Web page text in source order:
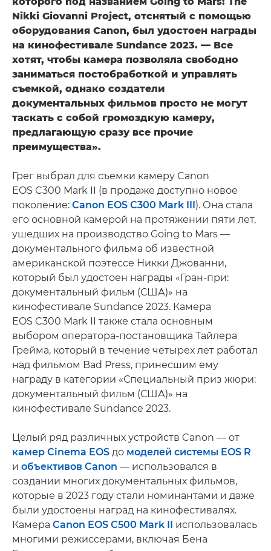
Nikki Giovanni Project, отснятый с помощью
оборудования Canon, был удостоен награды
на кинофестивале Sundance 2023. — Все
хотят, чтобы камера позволяла свободно
заниматься постобработкой и управлять
съемкой, однако создатели
документальных фильмов просто не могут
таскать с собой громоздкую камеру,
предлагающую сразу все прочие
преимущества».
Грег выбрал для съемки камеру Canon
EOS C300 Mark II (в продаже доступно новое
поколение: Canon EOS C300 Mark III). Она стала
его основной камерой на протяжении пяти лет,
ушедших на производство Going to Mars —
документального фильма об известной
американской поэтессе Никки Джованни,
который был удостоен награды «Гран-при:
документальный фильм (США)» на
кинофестивале Sundance 2023. Камера
EOS C300 Mark II также стала основным
выбором оператора-постановщика Тайлера
Грейма, который в течение четырех лет работал
над фильмом Bad Press, принесшим ему
награду в категории «Специальный приз жюри:
документальный фильм (США)» на
кинофестивале Sundance 2023.
Целый ряд различных устройств Canon — от
камер Cinema EOS до моделей системы EOS R
и объективов Canon — использовался в
создании многих документальных фильмов,
которые в 2023 году стали номинантами и даже
были удостоены наград на кинофестивалях.
Камера Canon EOS C500 Mark II использовалась
многими режиссерами, включая Бена